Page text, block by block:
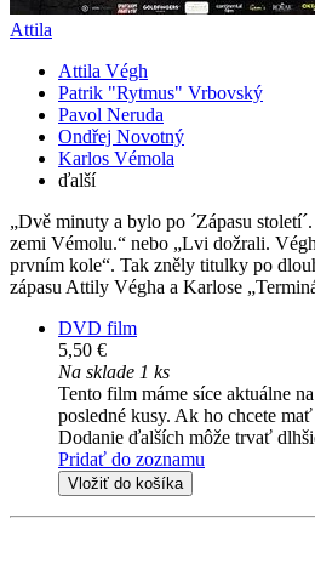
Attila
Attila Végh
Patrik "Rytmus" Vrbovský
Pavol Neruda
Ondřej Novotný
Karlos Vémola
ďalší
„Dvě minuty a bylo po ´Zápasu
zemi Vémolu.“ nebo „Lvi dožrali.
prvním kole“. Tak zněly titulky po
zápasu Attily Végha a Karlose
DVD film
5,50 €
Na sklade 1 ks
Tento film máme síce aktuálne
posledné kusy. Ak ho chcete
Dodanie ďalších môže trvať
Pridať do zoznamu
Vložiť do košíka